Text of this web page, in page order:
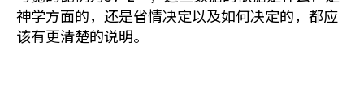
神学方面的，还是省情决定以及如何决定的，都应
该有更清楚的说明。